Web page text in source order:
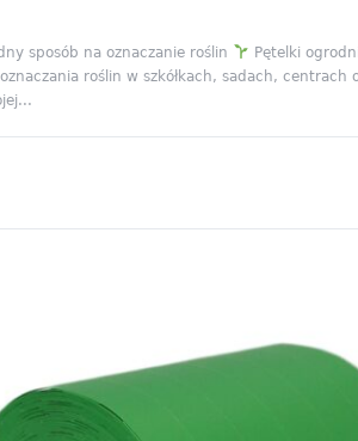
sposób na oznaczanie roślin
Pętelki
roślin w szkółkach, sadach,